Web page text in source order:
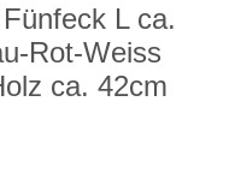
L ca.
Rot-Weiss
ca. 42cm